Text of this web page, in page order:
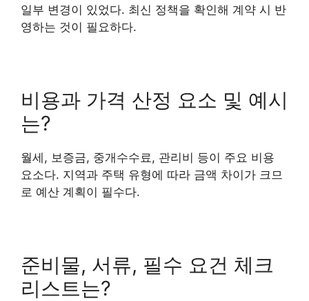
일부 변경이 있었다. 최신 정책을 확인해 계약 시 반
영하는 것이 필요하다.
비용과 가격 산정 요소 및 예시
는?
월세, 보증금, 중개수수료, 관리비 등이 주요 비용
요소다. 지역과 주택 유형에 따라 금액 차이가 크므
로 예산 계획이 필수다.
준비물, 서류, 필수 요건 체크
리스트는?